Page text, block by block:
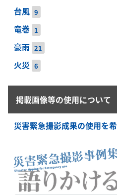
台風 9
竜巻 1
豪雨 21
火災 6
掲載画像等の使用について
災害緊急撮影成果の使用を